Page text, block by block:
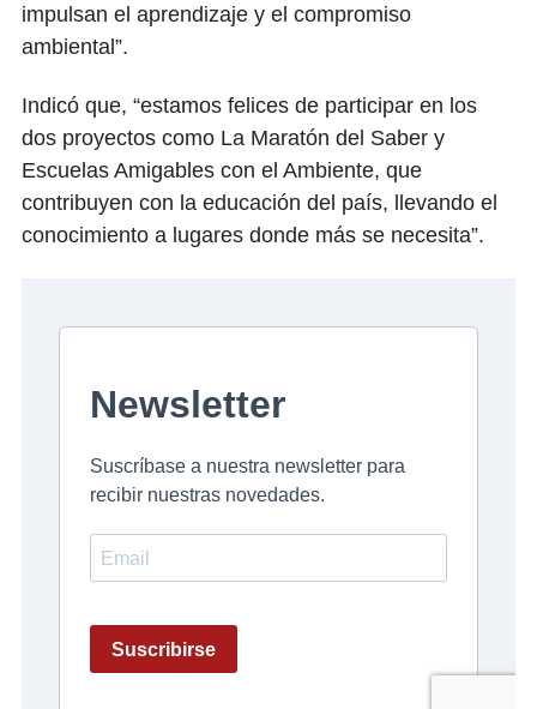
impulsan el aprendizaje y el compromiso
ambiental”.
Indicó que, “estamos felices de participar en los
dos proyectos como La Maratón del Saber y
Escuelas Amigables con el Ambiente, que
contribuyen con la educación del país, llevando el
conocimiento a lugares donde más se necesita”.